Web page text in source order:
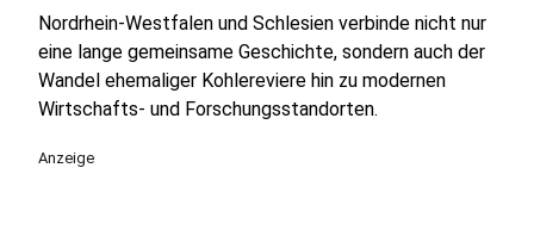
Nordrhein-Westfalen und Schlesien verbinde nicht nur
eine lange gemeinsame Geschichte, sondern auch der
Wandel ehemaliger Kohlereviere hin zu modernen
Wirtschafts- und Forschungsstandorten.
Anzeige